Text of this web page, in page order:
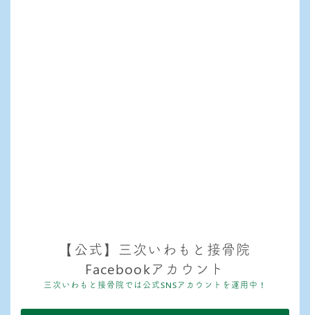
【公式】三次いわもと接骨院
Facebookアカウント
三次いわもと接骨院では公式SNSアカウントを運用中！